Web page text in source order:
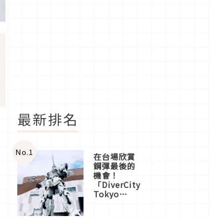
最新排名
No.1 在台場欣賞
鋼彈最後的
機會！
「DiverCity
Tokyo